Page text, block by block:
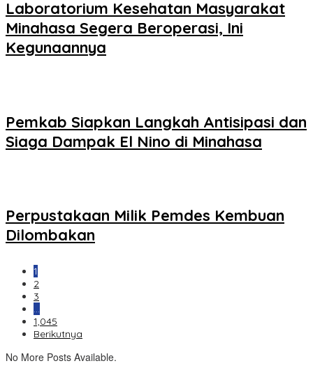
Laboratorium Kesehatan Masyarakat
Minahasa Segera Beroperasi, Ini
Kegunaannya
Pemkab Siapkan Langkah Antisipasi dan
Siaga Dampak El Nino di Minahasa
Perpustakaan Milik Pemdes Kembuan
Dilombakan
1
2
3
…
1,045
Berikutnya
No More Posts Available.